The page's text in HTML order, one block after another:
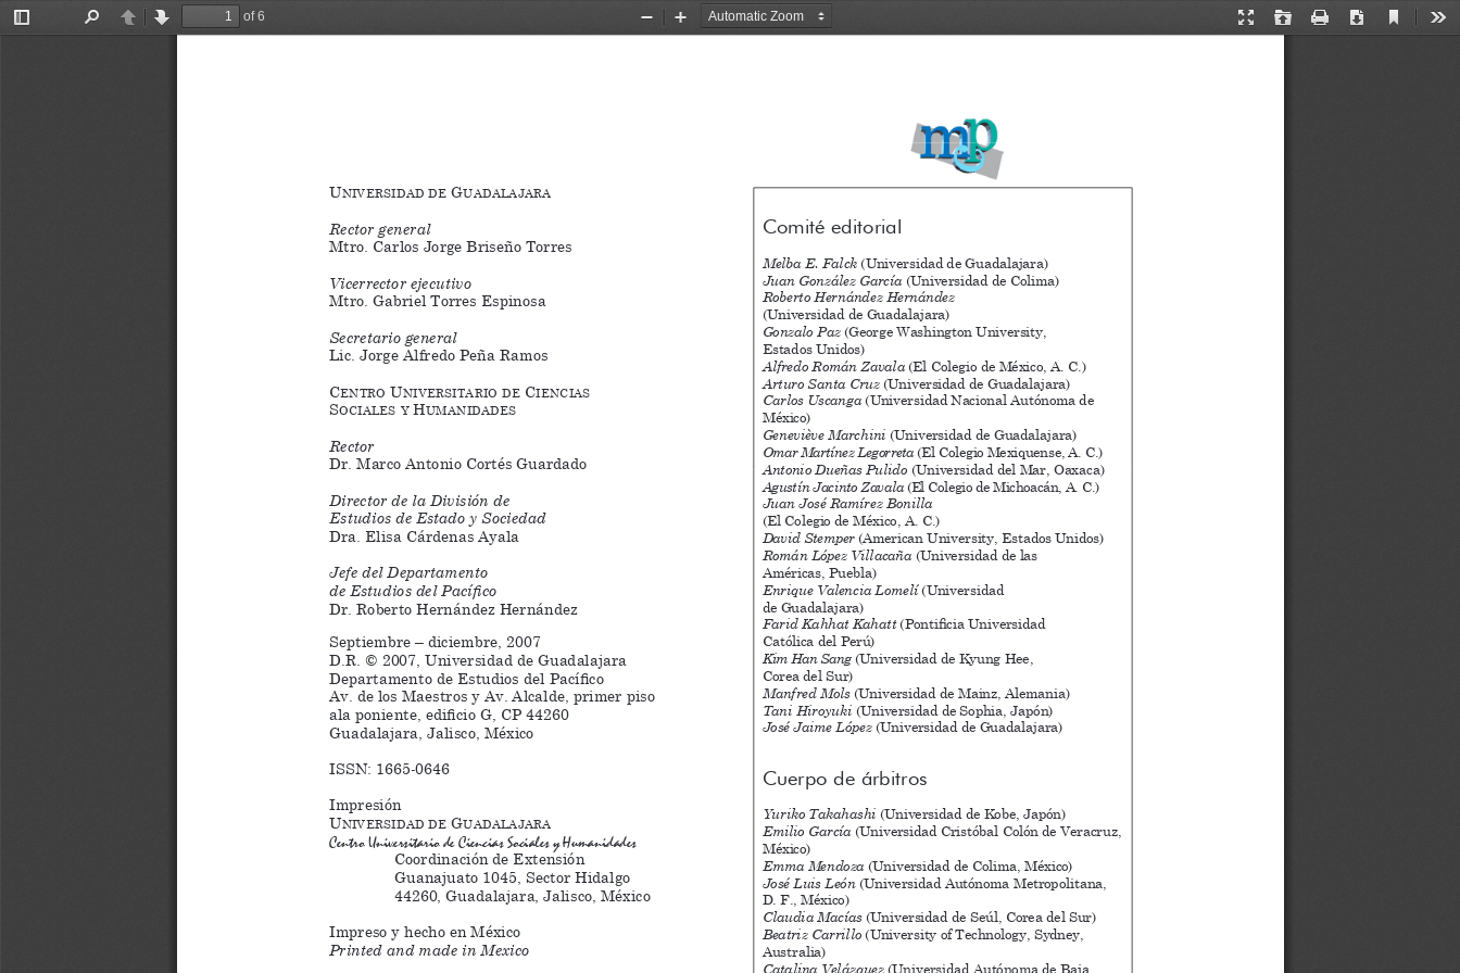
Toggle
PreviousNext
of 6
Presentation
Open Print Download
Current
Zoom
Zoom
Septiembre – diciembre, 2007
D.R. © 2007, Universidad de Guadalajara
Departamento de Estudios del Pacífico
Av. de los Maestros y Av. Alcalde, primer piso
ala poniente, edificio G, CP 44260
Guadalajara, Jalisco, México
ISSN: 1665-0646
Impresión
Un i v e r s i d a d d e GU a d a l a j a r a
Centro Universitario de Ciencias Sociales y Humanidades
Coordinación de Extensión
Guanajuato 1045, Sector Hidalgo
44260, Guadalajara, Jalisco, México
Impreso y hecho en México
Printed and made in Mexico
Un i v e r s i d a d d e GU a d a l a j a r a
Rector general
Mtro. Carlos Jorge Briseño Torres
Vicerrector ejecutivo
Mtro. Gabriel Torres Espinosa
Secretario general
Lic. Jorge Alfredo Peña Ramos
Ce n t r o Un i v e r s i t a r i o d e Ci e nC i a s
s o C i a l e s y HU m a n i d a d e s
Rector
Dr. Marco Antonio Cortés Guardado
Director de la División de
Estudios de Estado y Sociedad
Dra. Elisa Cárdenas Ayala
Jefe del Departamento
de Estudios del Pacífico
Dr. Roberto Hernández Hernández
Comité editorial
Melba E. Falck (Universidad de Guadalajara)
Juan González García (Universidad de Colima)
Roberto Hernández Hernández
(Universidad de Guadalajara)
Gonzalo Paz (George Washington University,
Estados Unidos)
Alfredo Román Zavala (El Colegio de México, A. C.)
Arturo Santa Cruz (Universidad de Guadalajara)
Carlos Uscanga (Universidad Nacional Autónoma de
México)
Geneviève Marchini (Universidad de Guadalajara)
Omar Martínez Legorreta (El Colegio Mexiquense, A. C.)
Antonio Dueñas Pulido (Universidad del Mar, Oaxaca)
Agustín Jacinto Zavala (El Colegio de Michoacán, A. C.)
Juan José Ramírez Bonilla
(El Colegio de México, A. C.)
David Stemper (American University, Estados Unidos)
Román López Villacaña (Universidad de las
Américas, Puebla)
Enrique Valencia Lomelí (Universidad
de Guadalajara)
Farid Kahhat Kahatt (Pontificia Universidad
Católica del Perú)
Kim Han Sang (Universidad de Kyung Hee,
Corea del Sur)
Manfred Mols (Universidad de Mainz, Alemania)
Tani Hiroyuki (Universidad de Sophia, Japón)
José Jaime López (Universidad de Guadalajara)
Cuerpo de árbitros
Yuriko Takahashi (Universidad de Kobe, Japón)
Emilio García (Universidad Cristóbal Colón de Veracruz,
México)
Emma Mendoza (Universidad de Colima, México)
José Luis León (Universidad Autónoma Metropolitana,
D. F., México)
Claudia Macías (Universidad de Seúl, Corea del Sur)
Beatriz Carrillo (University of Technology, Sydney,
Australia)
Catalina Velázquez (Universidad Autónoma de Baja